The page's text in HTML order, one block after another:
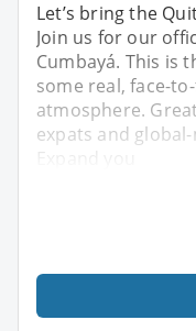
Let’s bring the
Join us for our
Cumbayá. This is
some real, face-
atmosphere.
expats and
Expand you